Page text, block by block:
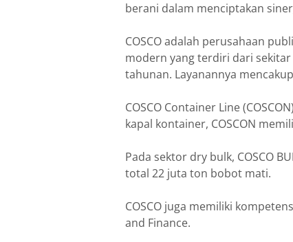
berani dalam menciptakan
COSCO adalah perusahaan
modern yang terdiri dari
tahunan. Layanannya
COSCO Container Line
kapal kontainer, COSCON
Pada sektor dry bulk, COSCO
total 22 juta ton bobot mati.
COSCO juga memiliki
and Finance.